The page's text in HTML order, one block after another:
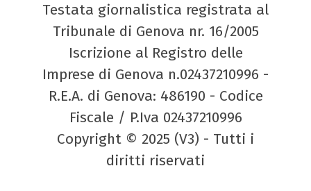
Testata giornalistica registrata al
Tribunale di Genova nr. 16/2005
Iscrizione al Registro delle
Imprese di Genova n.02437210996 -
R.E.A. di Genova: 486190 - Codice
Fiscale / P.Iva 02437210996
Copyright © 2025 (V3) - Tutti i
diritti riservati